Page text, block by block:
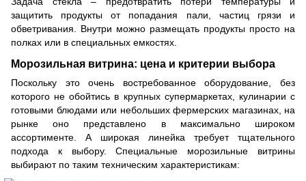
защитить продукты от попадания пали, частиц грязи и
обветривания. Внутри можно размещать продукты просто на
полках или в специальных емкостях.
Морозильная витрина: цена и критерии выбора
Поскольку это очень востребованное оборудование, без
которого не обойтись в крупных супермаркетах, кулинарии с
готовыми блюдами или небольших фермерских магазинах, на
рынке оно представлено в максимально широком
ассортименте. А широкая линейка требует тщательного
подхода к выбору. Специальные морозильные витрины
выбирают по таким техническим характеристикам: